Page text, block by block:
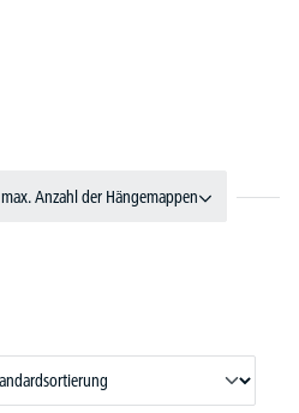
max. Anzahl der Hängemappen